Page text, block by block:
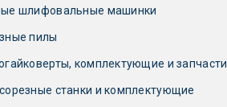
шлифовальные машинки
пилы
комплектующие и запчасти
станки и комплектующие